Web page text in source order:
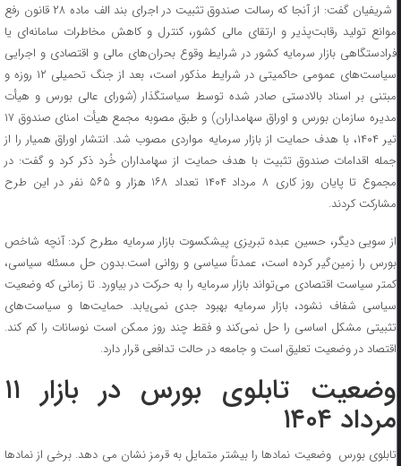
شریفیان گفت: از آنجا که رسالت صندوق تثبیت در اجرای بند الف ماده ۲۸ قانون رفع
موانع تولید رقابت‌پذیر و ارتقای مالی کشور، کنترل و کاهش مخاطرات سامانه‌ای یا
فرادستگاهی بازار سرمایه کشور در شرایط وقوع بحران‌های مالی و اقتصادی و اجرایی
سیاست‌های عمومی حاکمیتی در شرایط مذکور است، بعد از جنگ تحمیلی ۱۲ روزه و
مبتنی بر اسناد بالادستی صادر شده توسط سیاستگذار (شورای عالی بورس و هیأت
مدیره سازمان بورس و اوراق سهامداران) و طبق مصوبه مجمع هیأت امنای صندوق ۱۷
تیر ۱۴۰۴، با هدف حمایت از بازار سرمایه مواردی مصوب شد. انتشار اوراق همیار را از
جمله اقدامات صندوق تثبیت با هدف حمایت از سهامداران خُرد ذکر کرد و گفت: در
مجموع تا پایان روز کاری ۸ مرداد ۱۴۰۴ تعداد ۱۶۸ هزار و ۵۶۵ نفر در این طرح
مشارکت کردند.
از سویی دیگر، حسین عبده تبریزی پیشکسوت بازار سرمایه مطرح کرد: آنچه شاخص
بورس را زمین‌گیر کرده است، عمدتاً سیاسی و روانی است.بدون حل مسئله سیاسی،
کمتر سیاست اقتصادی می‌تواند بازار سرمایه را به حرکت در بیاورد. تا زمانی که وضعیت
سیاسی شفاف نشود، بازار سرمایه بهبود جدی نمی‌یابد. حمایت‌ها و سیاست‌های
تثبیتی مشکل اساسی را حل نمی‌کند و فقط چند روز ممکن است نوسانات را کم کند.
اقتصاد در وضعیت تعلیق است و جامعه در حالت تدافعی قرار دارد.
وضعیت تابلوی بورس در بازار ۱۱
مرداد ۱۴۰۴
تابلوی بورس وضعیت نمادها را بیشتر متمایل به قرمز نشان می دهد. برخی از نمادها